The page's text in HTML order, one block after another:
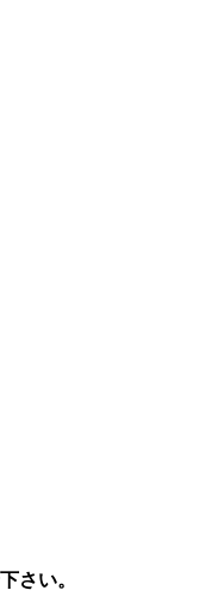
さい。